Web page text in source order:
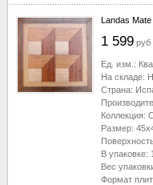
Landas Mate
1 599 руб
Ед. изм.:
На складе:
Страна:
Коллекция:
Размер:
В упаковке:
Вес
Формат